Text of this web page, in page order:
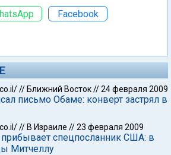
Facebook
// Ближний Восток//24 февраля 2009
письмо Обаме: конверт застрял в
// В Израиле //23 февраля 2009
спецпосланник США: в
Митчеллу